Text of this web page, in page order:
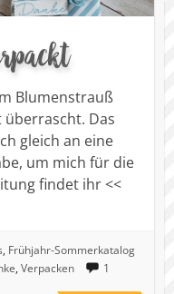
Blumenstrauß
Das
gleich an eine
um mich für die
findet ihr <<
, Frühjahr-Sommerkatalog
, Verpacken
1